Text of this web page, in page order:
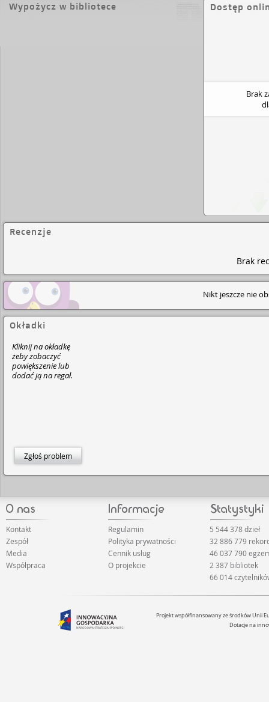
Wypożycz w bibliotece Dostęp
Brak
Recenzje
Brak
Nikt jeszcze nie
Okładki
Kliknij na okładkę
żeby zobaczyć
powiększenie lub
dodać ją na regał.
Zgłoś problem
Kontakt
Zespół
Media
Współpraca
Regulamin
Polityka prywatności
Cennik usług
O projekcie
5 544 378 dzieł
32 886 779
46 037 790
2 387 bibliotek
66 014
Projekt współfinansowany ze środków Unii
Dotacje na